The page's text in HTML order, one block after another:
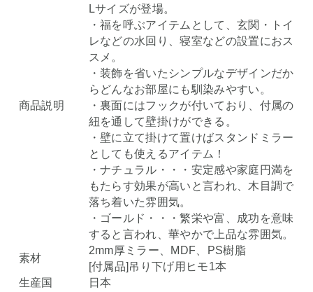
商品説明
Lサイズが登場。
・福を呼ぶアイテムとして、玄関・トイ
レなどの水回り、寝室などの設置におス
スメ。
・装飾を省いたシンプルなデザインだか
らどんなお部屋にも馴染みやすい。
・裏面にはフックが付いており、付属の
紐を通して壁掛けができる。
・壁に立て掛けて置けばスタンドミラー
としても使えるアイテム！
・ナチュラル・・・安定感や家庭円満を
もたらす効果が高いと言われ、木目調で
落ち着いた雰囲気。
・ゴールド・・・繁栄や富、成功を意味
すると言われ、華やかで上品な雰囲気。
素材
2mm厚ミラー、MDF、PS樹脂
[付属品]吊り下げ用ヒモ1本
生産国
日本